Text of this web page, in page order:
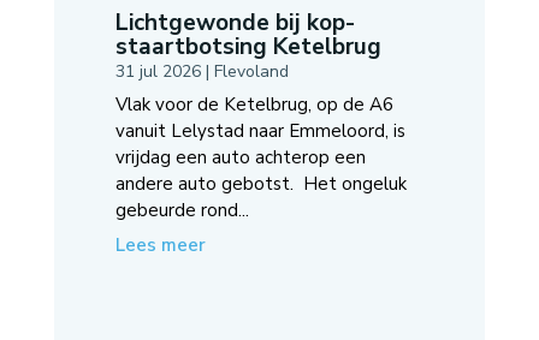
Lichtgewonde bij kop-
staartbotsing Ketelbrug
31 jul 2026| Flevoland
Vlak voor de Ketelbrug, op de A6
vanuit Lelystad naar Emmeloord, is
vrijdag een auto achterop een
andere auto gebotst. Het ongeluk
gebeurde rond...
Lees meer